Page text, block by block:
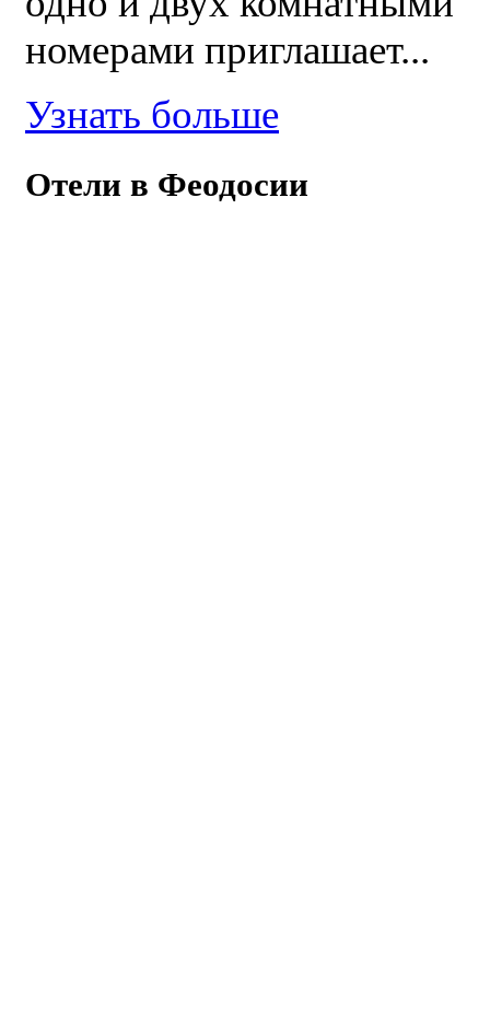
номерами приглашает...
Узнать больше
Отели в Феодосии